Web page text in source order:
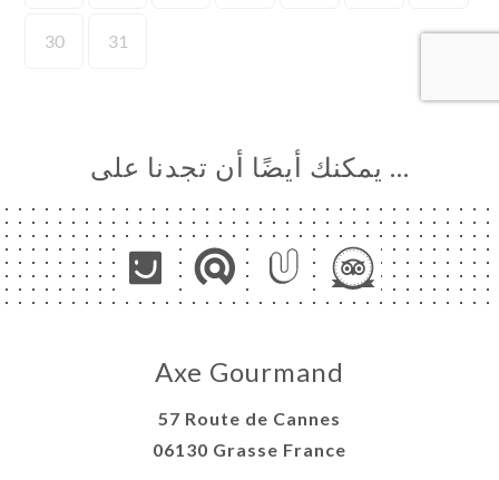
… يمكنك أيضًا أن تجدنا على
Axe Gourmand
57 Route de Cannes
06130 Grasse France